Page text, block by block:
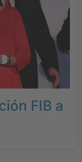
FIB a